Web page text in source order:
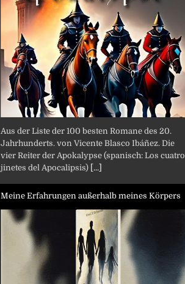
Aus der Liste der 100 besten Romane des 20.
Jahrhunderts. von Vicente Blasco Ibáñez. Die
vier Reiter der Apokalypse (spanisch: Los cuatro
jinetes del Apocalipsis) [...]
Meine Erfahrungen außerhalb meines Körpers